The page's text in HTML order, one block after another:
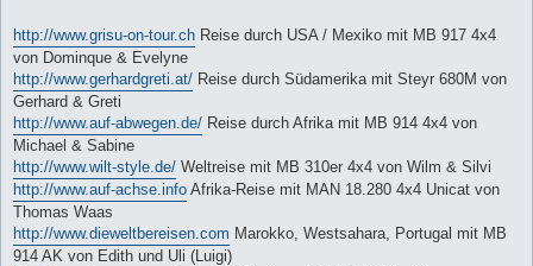
http://www.grisu-on-tour.ch Reise durch USA / Mexiko mit MB 917 4x4
von Dominque & Evelyne
http://www.gerhardgreti.at/ Reise durch Südamerika mit Steyr 680M von
Gerhard & Greti
http://www.auf-abwegen.de/ Reise durch Afrika mit MB 914 4x4 von
Michael & Sabine
http://www.wilt-style.de/ Weltreise mit MB 310er 4x4 von Wilm & Silvi
http://www.auf-achse.info Afrika-Reise mit MAN 18.280 4x4 Unicat von
Thomas Waas
http://www.dieweltbereisen.com Marokko, Westsahara, Portugal mit MB
914 AK von Edith und Uli (Luigi)